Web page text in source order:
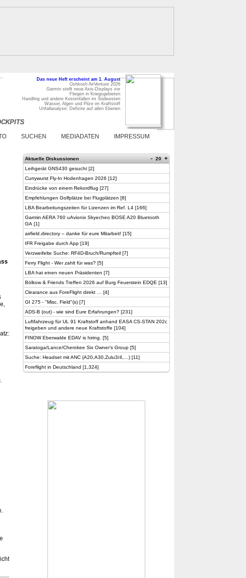
Das neue Heft erscheint am 1. August
Oshkosh AirVenture 2026
Garmin stellt neue Axis-Displays vor
Fliegen in Kriegsgebieten
Handling und andere Kostenfallen im Südwesten
Wasser, Algen und Pilze im Kraftstoff
Unfallanalyse: Defizite auf allen Ebenen
SUCHEN MEDIADATEN IMPRESSUM
Aktuelle Diskussionen - 20 +
Leihgerät GNS430 gesucht [2]
Currywurst Fly-In Hodenhagen 2026 [12]
Eindrücke von einem Rekordflug [27]
Empfehlungen Golfplätze bei Flugplätzen [8]
LBA Bearbeitungszeiten für Lizenzen im Ref. L4 [166]
Garmin AERA 760 uAvionix Skyecheo BOSE A20 Bluetooth
GA [1]
airfield.directory – danke für eure Mitarbeit! [15]
IFR Freigabe durch App [19]
Verzweifelte Suche: RF4D-Bruch/Rumpfteil [7]
Ferry Flight - Wer zahlt für was? [5]
LBA hat einen neuen Präsidenten [7]
Bölkow & Friends Treffen 2026 auf Burg Feuerstein EDQE [13]
Clearance aus ForeFlight direkt …
[4]
GI 275 - "Misc. Field"(s) [7]
ADS-B (out) - wie sind Eure Erfahrungen? [231]
Luftfahrzeug für UL 91 Kraftstoff anhand EASA CS-STAN 202c
freigeben und andere neue Kraftstoffe [104]
FINOW Eberwalde EDAV is hiring.
[5]
Saratoga/Lance/Cherokee Six Owner's Group [5]
Suche: Headset mit ANC (A20,A30,Zulu3/4,…) [11]
Foreflight in Deutschland [1,324]